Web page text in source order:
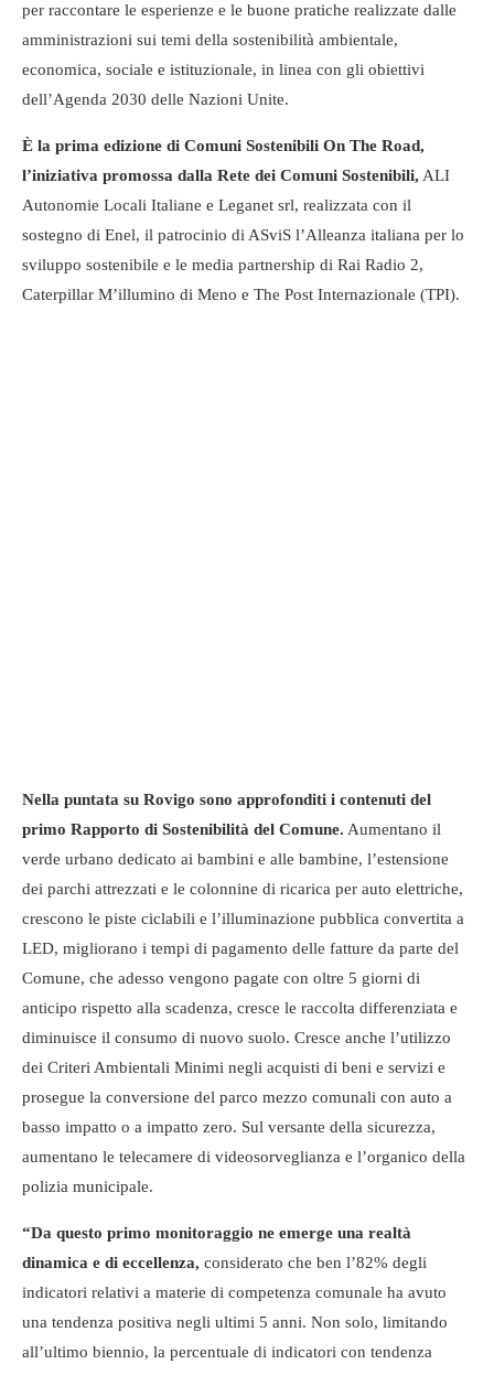
per raccontare le esperienze e le buone pratiche realizzate dalle
amministrazioni sui temi della sostenibilità ambientale,
economica, sociale e istituzionale, in linea con gli obiettivi
dell’Agenda 2030 delle Nazioni Unite.
È la prima edizione di Comuni Sostenibili On The Road,
l’iniziativa promossa dalla Rete dei Comuni Sostenibili, ALI
Autonomie Locali Italiane e Leganet srl, realizzata con il
sostegno di Enel, il patrocinio di ASviS l’Alleanza italiana per lo
sviluppo sostenibile e le media partnership di Rai Radio 2,
Caterpillar M’illumino di Meno e The Post Internazionale (TPI).
Nella puntata su Rovigo sono approfonditi i contenuti del
primo Rapporto di Sostenibilità del Comune. Aumentano il
verde urbano dedicato ai bambini e alle bambine, l’estensione
dei parchi attrezzati e le colonnine di ricarica per auto elettriche,
crescono le piste ciclabili e l’illuminazione pubblica convertita a
LED, migliorano i tempi di pagamento delle fatture da parte del
Comune, che adesso vengono pagate con oltre 5 giorni di
anticipo rispetto alla scadenza, cresce le raccolta differenziata e
diminuisce il consumo di nuovo suolo. Cresce anche l’utilizzo
dei Criteri Ambientali Minimi negli acquisti di beni e servizi e
prosegue la conversione del parco mezzo comunali con auto a
basso impatto o a impatto zero. Sul versante della sicurezza,
aumentano le telecamere di videosorveglianza e l’organico della
polizia municipale.
“Da questo primo monitoraggio ne emerge una realtà
dinamica e di eccellenza, considerato che ben l’82% degli
indicatori relativi a materie di competenza comunale ha avuto
una tendenza positiva negli ultimi 5 anni. Non solo, limitando
all’ultimo biennio, la percentuale di indicatori con tendenza